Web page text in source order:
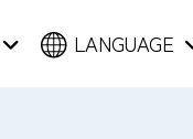
LANGUAGE